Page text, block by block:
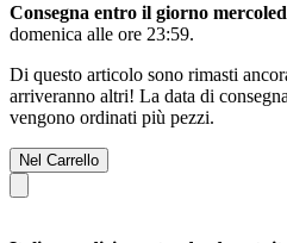
Consegna entro il giorno
domenica alle ore 23:59.
Di questo articolo sono rimasti
arriveranno altri! La data di
vengono ordinati più pezzi.
Nel Carrello